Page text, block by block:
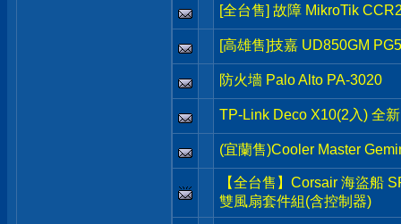
[全台售] 故障 MikroTik
[高雄售]技嘉 UD850GM
防火墻 Palo Alto PA-3020
TP-Link Deco X10(2入) 全
(宜蘭售)Cooler Master
【全台售】Corsair 海盜船
雙風扇套件組(含控制器)